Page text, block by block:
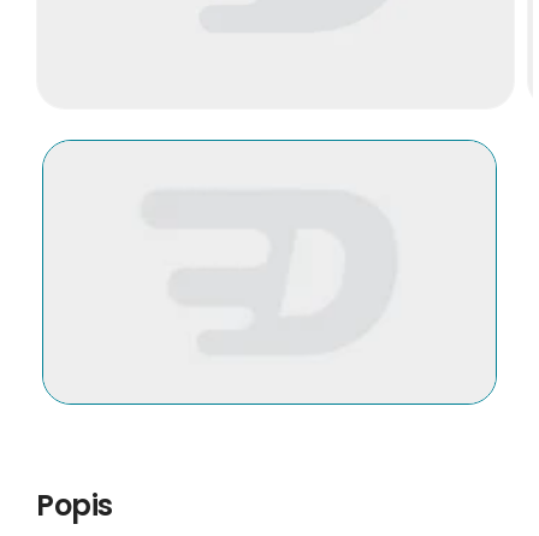
médium
Popis